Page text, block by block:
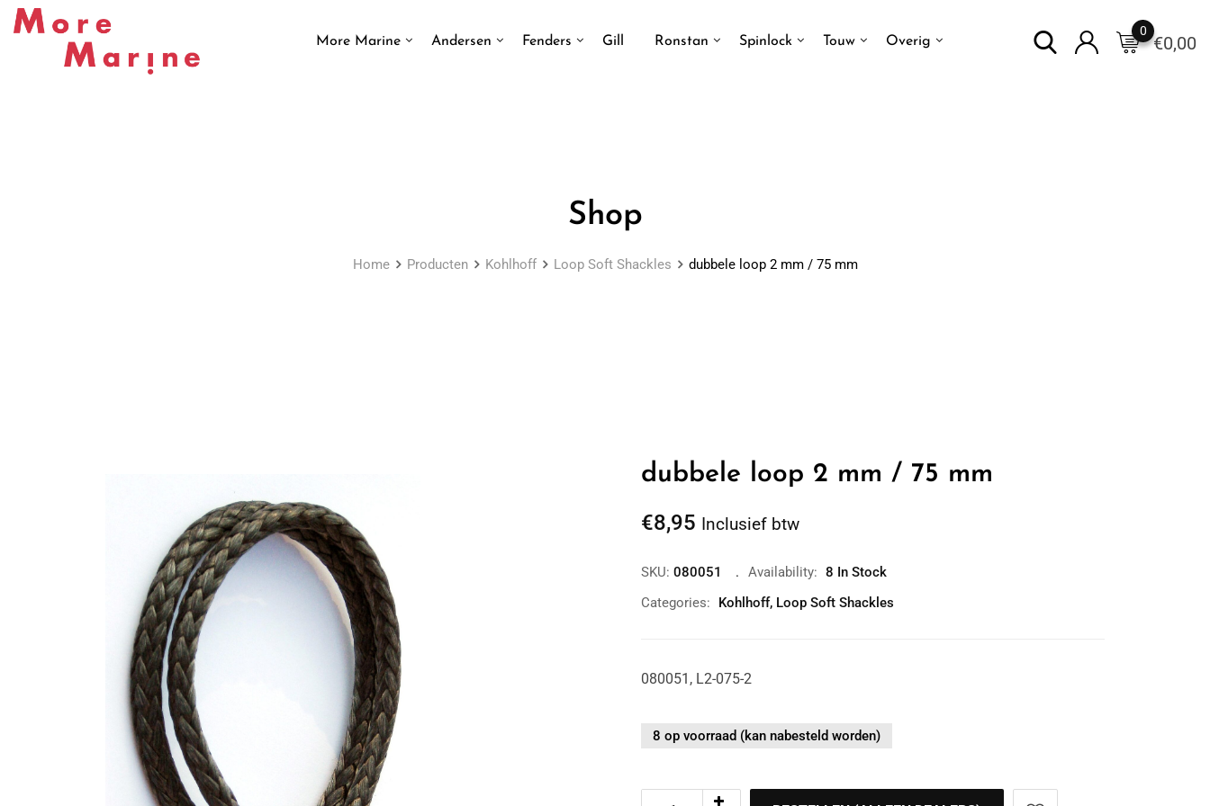
Skip
More Marine Andersen Fenders Gill Ronstan Spinlock Touw Overig €0,00
0
Shop
Home Producten Kohlhoff Loop Soft Shackles dubbele loop 2 mm / 75 mm
dubbele loop 2 mm / 75 mm
€8,95 Inclusief btw
SKU: 080051 Availability: 8 In Stock
Categories:
Kohlhoff, Loop Soft Shackles
080051, L2-075-2
8 op voorraad (kan nabesteld worden)